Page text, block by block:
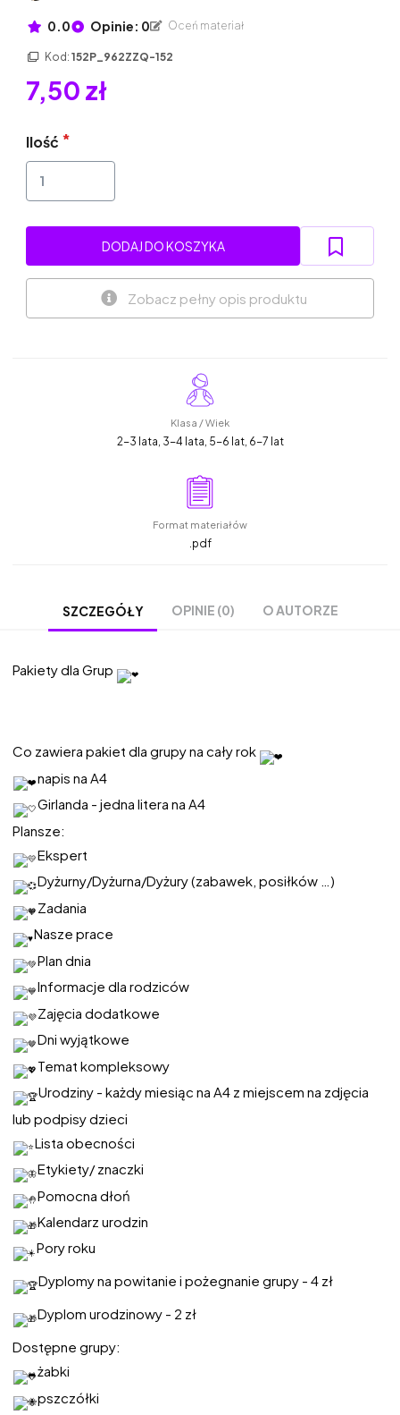
0.0 Opinie: 0 Oceń materiał
Kod: 152P_962ZZQ-152
7,50 zł
Ilość
DODAJ DO KOSZYKA
Zobacz pełny opis produktu
Klasa / Wiek
2-3 lata, 3-4 lata, 5-6 lat, 6-7 lat
Format materiałów
.pdf
SZCZEGÓŁY OPINIE (0) O AUTORZE
Pakiety dla Grup
Co zawiera pakiet dla grupy na cały rok
napis na A4
Girlanda - jedna litera na A4
Plansze:
Ekspert
Dyżurny/Dyżurna/Dyżury (zabawek, posiłków …)
Zadania
Nasze prace
Plan dnia
Informacje dla rodziców
Zajęcia dodatkowe
Dni wyjątkowe
Temat kompleksowy
Urodziny - każdy miesiąc na A4 z miejscem na zdjęcia
lub podpisy dzieci
Lista obecności
Etykiety/ znaczki
Pomocna dłoń
Kalendarz urodzin
Pory roku
Dyplomy na powitanie i pożegnanie grupy - 4 zł
Dyplom urodzinowy - 2 zł
Dostępne grupy:
żabki
pszczółki